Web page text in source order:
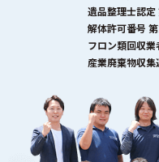
遺品整理士認
解体許可番号
フロン類回収
産業廃棄物収